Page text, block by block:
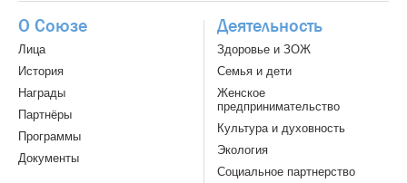
О Союзе
Лица
История
Награды
Партнёры
Программы
Документы
Деятельность
Здоровье и ЗОЖ
Семья и дети
Женское
предпринимательство
Культура и духовность
Экология
Социальное партнерство